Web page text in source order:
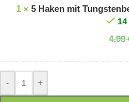
1× 5 Haken mit
4,99
- +